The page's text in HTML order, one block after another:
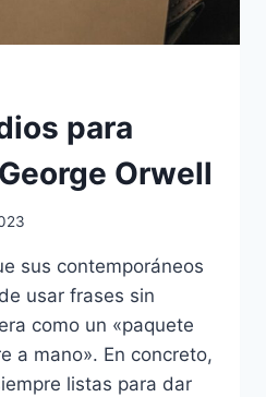
para
Orwell
sus contemporáneos
usar frases sin
como un «paquete
a mano». En concreto,
listas para dar